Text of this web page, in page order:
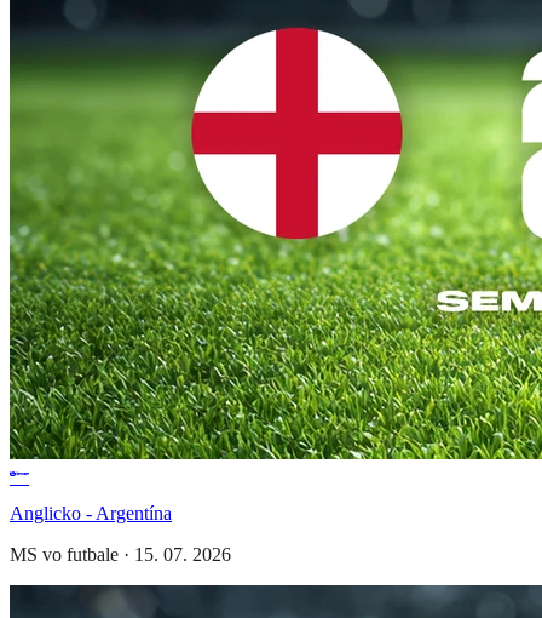
Anglicko - Argentína
MS vo futbale · 15. 07. 2026